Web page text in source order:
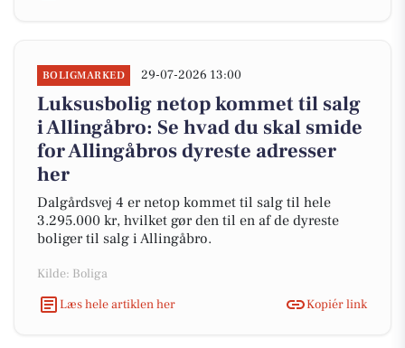
BOLIGMARKED 29-07-2026 13:00
Luksusbolig netop kommet til salg
i Allingåbro: Se hvad du skal smide
for Allingåbros dyreste adresser
her
Dalgårdsvej 4 er netop kommet til salg til hele
3.295.000 kr, hvilket gør den til en af de dyreste
boliger til salg i Allingåbro.
Kilde: Boliga
Læs hele artiklen her
Kopiér link